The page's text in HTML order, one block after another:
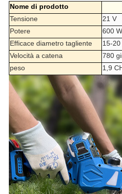
Nome di prodotto
Tensione
21 V
Potere
600 W
Efficace diametro tagliente
15-20
Velocità a catena
780
peso
1,9